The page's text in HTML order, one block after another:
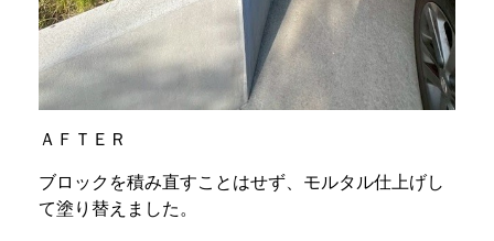
ＡＦＴＥＲ
ブロックを積み直すことはせず、モルタル仕上げし
て塗り替えました。